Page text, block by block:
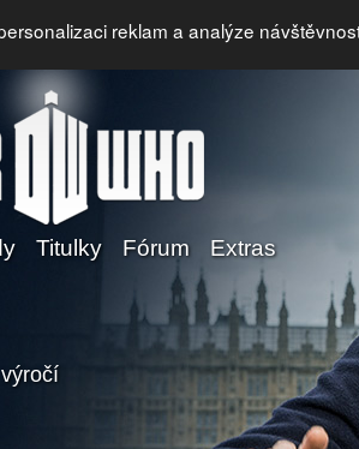
reklam a analýze
Titulky Fórum Extras